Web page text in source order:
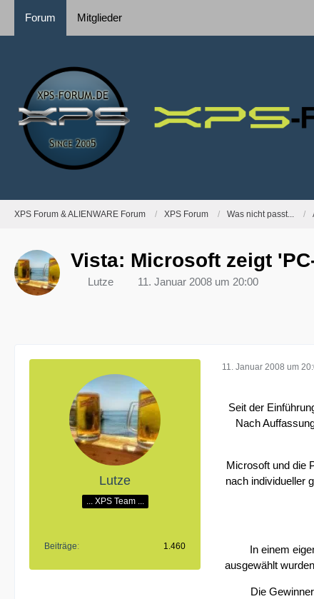
Forum Mitglieder
XPS Forum & ALIENWARE Forum XPS Forum Was nicht passt...
Vista: Microsoft zeigt
Lutze 11. Januar 2008 um 20:00
Lutze
... XPS Team ...
Beiträge 1.460
11. Januar 2008 um
Seit der
Nach
Microsoft und die
nach individueller
In einem
ausgewählt
Die